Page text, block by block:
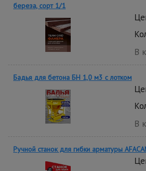
береза, сорт 1/1
В
Бадья для бетона БН 1,0 м3 c лотком
В
Ручной станок для гибки арматуры